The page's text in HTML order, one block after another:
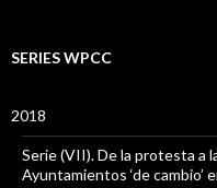
SERIES WPCC
2018
Serie (VII). De la protesta a
Ayuntamientos ‘de cambio’